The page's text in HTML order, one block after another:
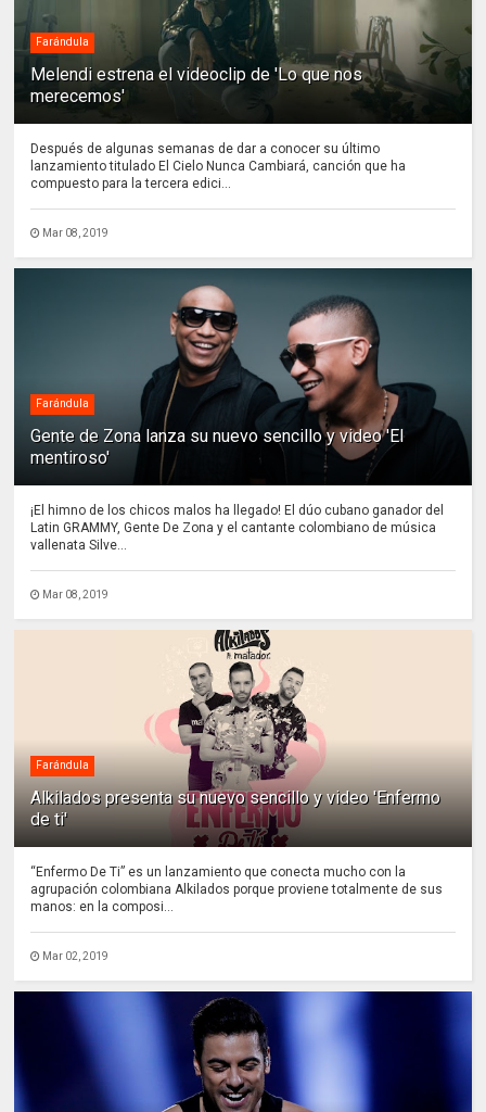
Farándula
Melendi estrena el videoclip de 'Lo que nos
merecemos'
Después de algunas semanas de dar a conocer su último
lanzamiento titulado El Cielo Nunca Cambiará, canción que ha
compuesto para la tercera edici...
Mar 08, 2019
Farándula
Gente de Zona lanza su nuevo sencillo y video 'El
mentiroso'
¡El himno de los chicos malos ha llegado! El dúo cubano ganador del
Latin GRAMMY, Gente De Zona y el cantante colombiano de música
vallenata Silve...
Mar 08, 2019
Farándula
Alkilados presenta su nuevo sencillo y video 'Enfermo
de ti'
“Enfermo De Ti” es un lanzamiento que conecta mucho con la
agrupación colombiana Alkilados porque proviene totalmente de sus
manos: en la composi...
Mar 02, 2019